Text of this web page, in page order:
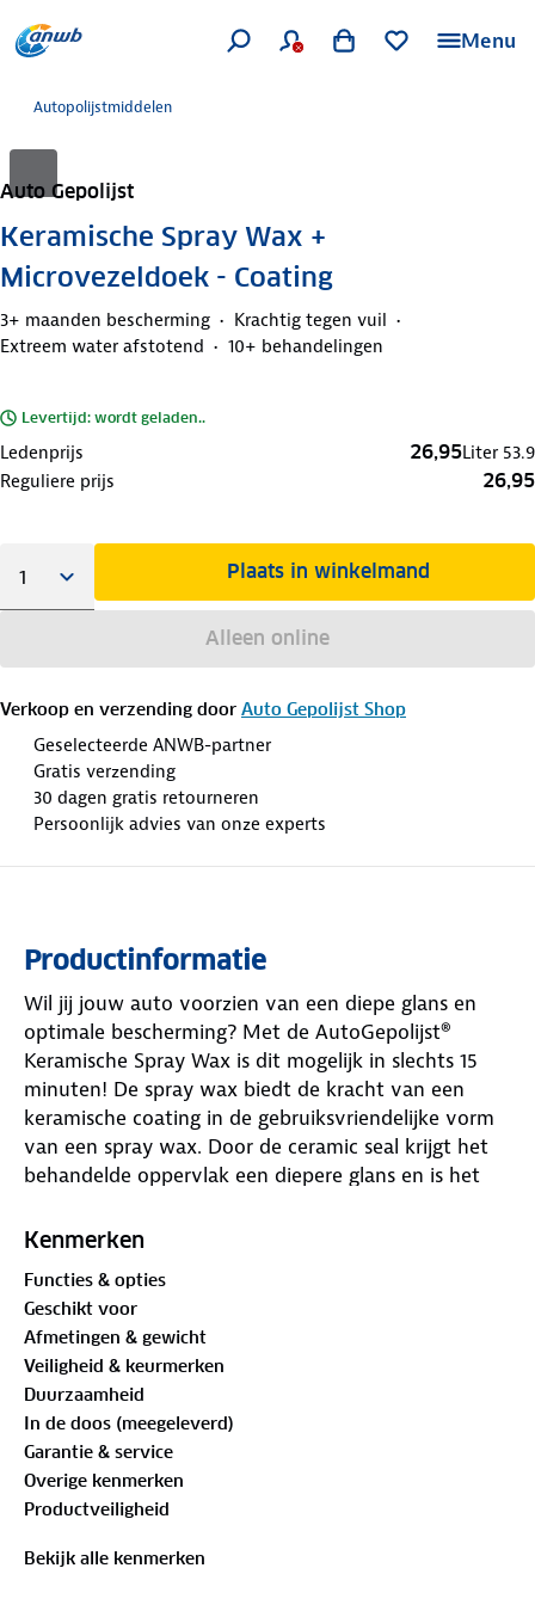
Menu
Autopolijstmiddelen
Auto Gepolijst
Keramische Spray Wax +
Microvezeldoek - Coating
3+ maanden bescherming
Krachtig tegen vuil
Extreem water afstotend
10+ behandelingen
Levertijd: wordt geladen..
Ledenprijs 26,95Liter 53.9
Reguliere prijs
26,95
Plaats in winkelmand
Alleen online
Verkoop en verzending door Auto Gepolijst Shop
Geselecteerde ANWB-partner
Gratis verzending
30 dagen gratis retourneren
Persoonlijk advies van onze experts
Productinformatie
Wil jij jouw auto voorzien van een diepe glans en
optimale bescherming? Met de AutoGepolijst®
Keramische Spray Wax is dit mogelijk in slechts 15
minuten! De spray wax biedt de kracht van een
keramische coating in de gebruiksvriendelijke vorm
van een spray wax. Door de ceramic seal krijgt het
behandelde oppervlak een diepere glans en is het
wassen van de auto nog makkelijker wordt!
Microvezeldoek, zodat je direct aan de slag kunt.
Waarom kiezen voor de spray wax van Auto
Gepolijst?
✓ Vlek- en streeploos resultaat -
Met de ceramic coating en ultra zachte
microvezeldoek laat je geen strepen of kringen
achter, alleen een extreme glans!
✓ Zeer eenvoudig in gebruik -
Kenmerken
Functies & opties
Geschikt voor
Afmetingen & gewicht
Veiligheid & keurmerken
Duurzaamheid
In de doos (meegeleverd)
Garantie & service
Overige kenmerken
Productveiligheid
Bekijk alle kenmerken